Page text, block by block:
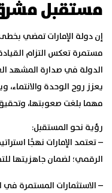
مستقبل مشرق
إن دولة الإمارات تمضي
مستمرة تعكس التزام
الدولة في صدارة المشهد
يعزز روح الوحدة
مهما بلغت صعوبتها،
رؤية نحو المستقبل:
– تعتمد الإمارات نهجًا
الرقمي؛ لضمان جاهزيتها
– الاستثمارات المستمرة في